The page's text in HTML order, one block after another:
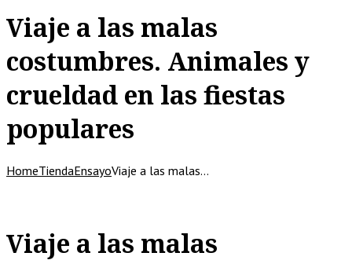
Viaje a las malas
costumbres. Animales y
crueldad en las fiestas
populares
HomeTiendaEnsayoViaje a las malas…
Viaje a las malas